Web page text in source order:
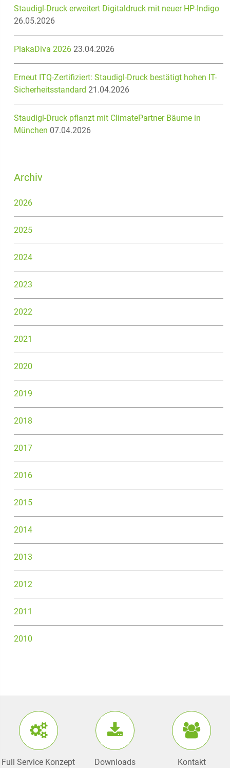
Staudigl-Druck erweitert Digitaldruck mit neuer HP-Indigo
26.05.2026
PlakaDiva 2026 23.04.2026
Erneut ITQ-Zertifiziert: Staudigl-Druck bestätigt hohen IT-
Sicherheitsstandard 21.04.2026
Staudigl-Druck pflanzt mit ClimatePartner Bäume in
München 07.04.2026
Archiv
2026
2025
2024
2023
2022
2021
2020
2019
2018
2017
2016
2015
2014
2013
2012
2011
2010
Full Service Konzept Downloads Kontakt